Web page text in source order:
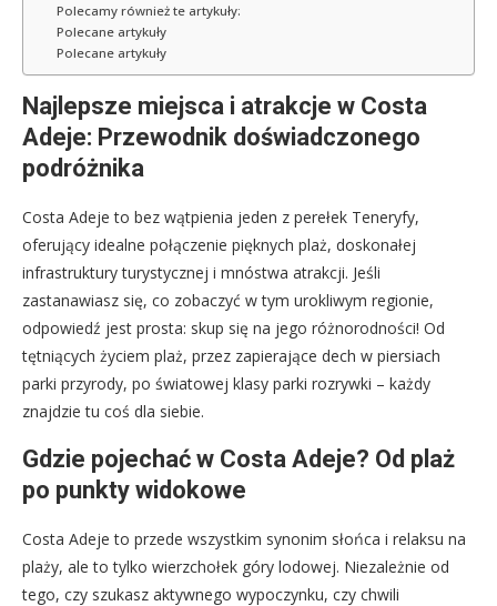
Polecamy również te artykuły:
Polecane artykuły
Polecane artykuły
Najlepsze miejsca i atrakcje w Costa
Adeje: Przewodnik doświadczonego
podróżnika
Costa Adeje to bez wątpienia jeden z perełek Teneryfy,
oferujący idealne połączenie pięknych plaż, doskonałej
infrastruktury turystycznej i mnóstwa atrakcji. Jeśli
zastanawiasz się, co zobaczyć w tym urokliwym regionie,
odpowiedź jest prosta: skup się na jego różnorodności! Od
tętniących życiem plaż, przez zapierające dech w piersiach
parki przyrody, po światowej klasy parki rozrywki – każdy
znajdzie tu coś dla siebie.
Gdzie pojechać w Costa Adeje? Od plaż
po punkty widokowe
Costa Adeje to przede wszystkim synonim słońca i relaksu na
plaży, ale to tylko wierzchołek góry lodowej. Niezależnie od
tego, czy szukasz aktywnego wypoczynku, czy chwili